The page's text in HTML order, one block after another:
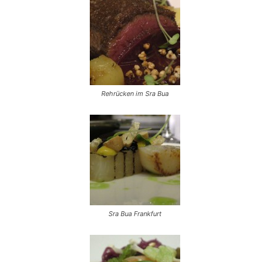
Rehrücken im Sra Bua
Sra Bua Frankfurt